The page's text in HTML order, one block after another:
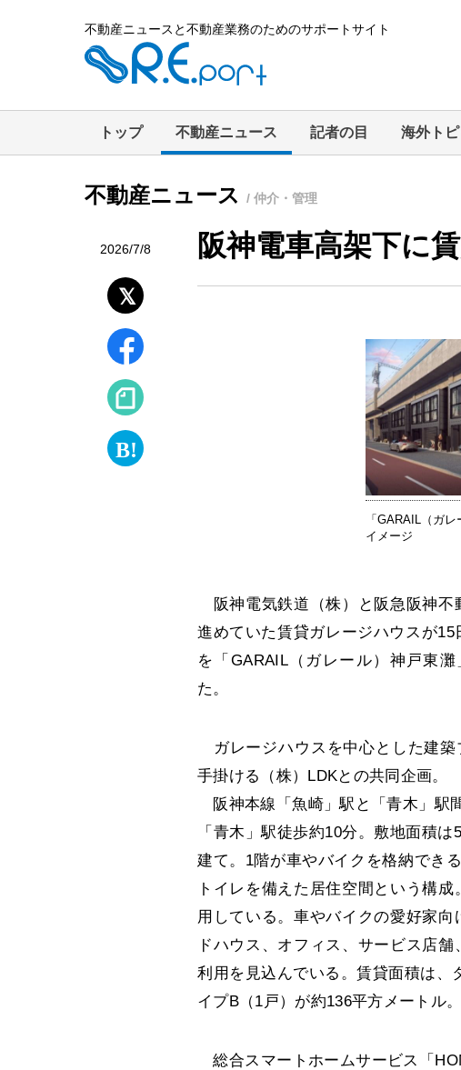
不動産ニュースと不動産業務のためのサポートサイト
トップ 不動産ニュース 記者の目 海外ト
不動産ニュース / 仲介・管理
2026/7/8 阪神電車高架下に
「GARAIL（ガ
イメージ
阪神電気鉄道（株）と阪急阪神不
進めていた賃貸ガレージハウスが
を「GARAIL（ガレール）神戸東
た。
ガレージハウスを中心とした建築
手掛ける（株）LDKとの共同企画。
阪神本線「魚崎」駅と「青木」駅
「青木」駅徒歩約10分。敷地面積
建て。1階が車やバイクを格納でき
トイレを備えた居住空間という構
用している。車やバイクの愛好家
ドハウス、オフィス、サービス店
利用を見込んでいる。賃貸面積は、
イプB（1戸）が約136平方メートル。
総合スマートホームサービス「